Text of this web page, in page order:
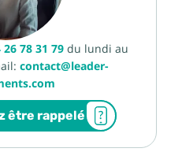
26 78 31 79 du lundi au
contact@leader-
être rappelé